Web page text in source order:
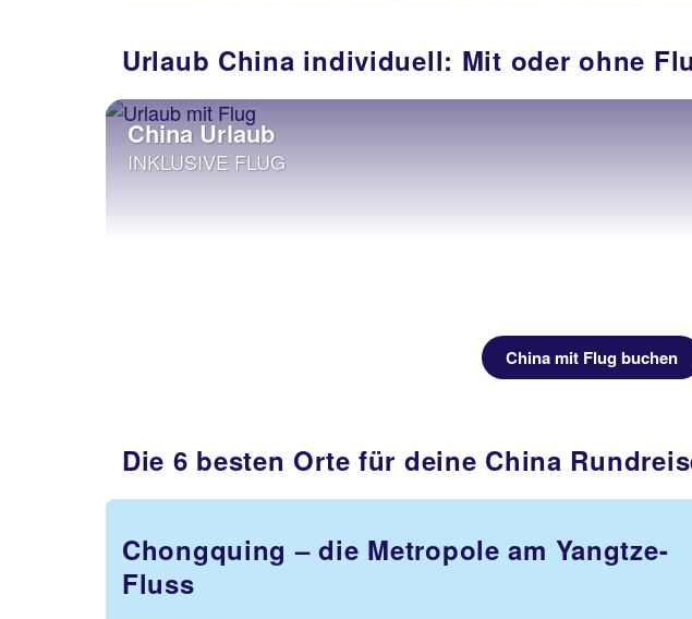
Urlaub China individuell: Mit oder ohne
China Urlaub
INKLUSIVE FLUG
China mit Flug buchen
Die 6 besten Orte für deine China
Chongquing – die Metropole am Yangtze-
Fluss